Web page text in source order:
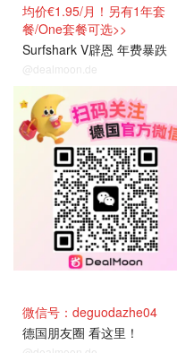
均价€1.95/月！另有1年套
餐/One套餐可选>>
Surfshark V辟恩 年费暴跌
@dealmoon.de
关注我们~
微信号：deguodazhe04
德国朋友圈 看这里！